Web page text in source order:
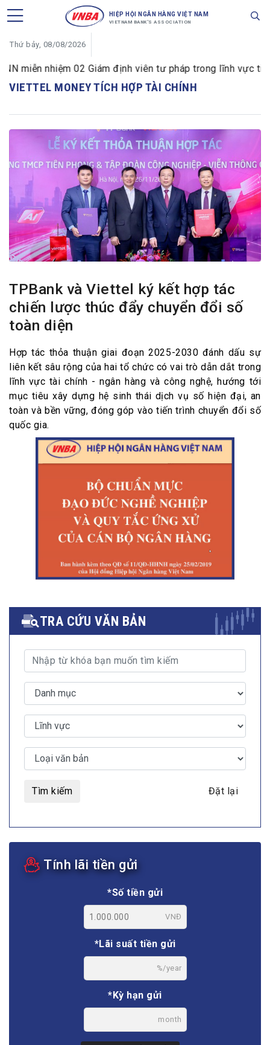
HIỆP HỘI NGÂN HÀNG VIỆT NAM
VIETNAM BANK'S ASSOCIATION
Thứ bảy, 08/08/2026
miễn nhiệm 02 Giám định viên tư pháp trong lĩnh vực tiền
VIETTEL MONEY TÍCH HỢP TÀI CHÍNH
TPBank và Viettel ký kết hợp tác
chiến lược thúc đẩy chuyển đổi số
toàn diện
Hợp tác thỏa thuận giai đoạn 2025-2030 đánh dấu sự
liên kết sâu rộng của hai tổ chức có vai trò dẫn dắt trong
lĩnh vực tài chính - ngân hàng và công nghệ, hướng tới
mục tiêu xây dựng hệ sinh thái dịch vụ số hiện đại, an
toàn và bền vững, đóng góp vào tiến trình chuyển đổi số
quốc gia.
TRA CỨU VĂN BẢN
Tìm kiếm Đặt lại
Tính lãi tiền gửi
*Số tiền gửi
VNĐ
*Lãi suất tiền gửi
%/year
*Kỳ hạn gửi
month